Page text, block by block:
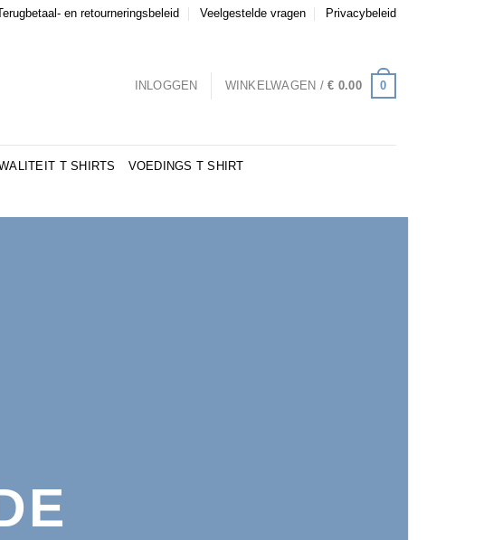
en retourneringsbeleid Veelgestelde vragen Privacybeleid
INLOGGEN WINKELWAGEN /€ 0.00 0
T SHIRTS VOEDINGS T SHIRT